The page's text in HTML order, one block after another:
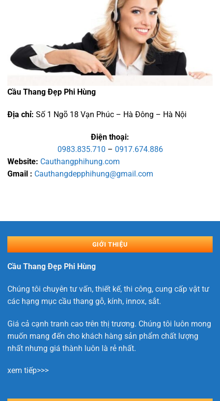
Cầu Thang Đẹp Phi Hùng
Địa chỉ: Số 1 Ngõ 18 Vạn Phúc – Hà Đông – Hà Nội
Điện thoại:
0983.835.710 – 0917.674.886
Website: Cauthangphihung.com
Gmail : Cauthangdepphihung@gmail.com
GIỚI THIỆU
Cầu Thang Đẹp Phi Hùng
Chúng tôi chuyên tư vấn, thiết kế, thi công, cung cấp vật tư
các hạng mục cầu thang gỗ, kính, innox, sắt.
Giá cả cạnh tranh cao trên thị trương. Chúng tôi luôn mong
muốn mang đến cho khách hàng sản phẩm chất lượng
nhất nhưng giá thành luôn là rẻ nhất.
xem tiếp>>>